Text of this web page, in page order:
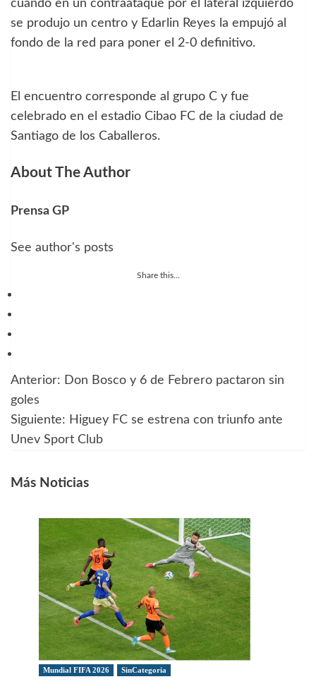
cuando en un contraataque por el lateral izquierdo
se produjo un centro y Edarlin Reyes la empujó al
fondo de la red para poner el 2-0 definitivo.
El encuentro corresponde al grupo C y fue
celebrado en el estadio Cibao FC de la ciudad de
Santiago de los Caballeros.
About The Author
Prensa GP
See author's posts
Share this...
Navegación
de
entradas
Anterior: Don Bosco y 6 de Febrero pactaron sin
goles
Siguiente: Higuey FC se estrena con triunfo ante
Unev Sport Club
Más Noticias
Mundial FIFA 2026 SinCategoria